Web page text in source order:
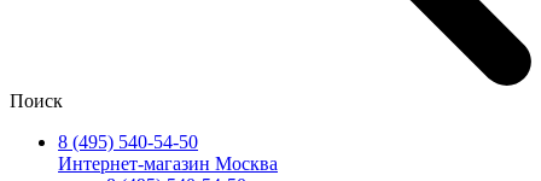
Поиск
8 (495) 540-54-50
Интернет-магазин Москва